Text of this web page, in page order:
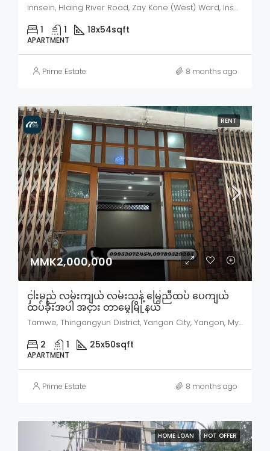
innsein, Hlaing River Road, Zay Kone (West) Ward, Insein, Insein District, Yangon City, Yangon, 11012, Myanmar
1 1 18x54sqft
APARTMENT
Prime Estate 8 months ago
RENT
MMK2,000,000
ငှါးမည် လမ်းကျယ် လမ်းသန့် မြေညီထပ် ပေကျယ်
ထပ်ခိုးအပါ အငှား တာမွေမြို့နယ်
Tamwe, Thingangyun District, Yangon City, Yangon, Myanmar
2 1 25x50sqft
APARTMENT
Prime Estate 8 months ago
HOME LOAN HOT OFFER